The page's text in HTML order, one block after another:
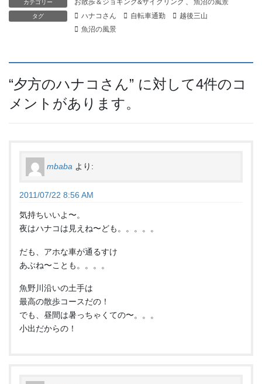
カテゴリー お散歩＆ジョギング&サイクリング 、 魚沼の風景
タグ ハナコさん 自転車通勤
越後三山
魚沼の風景
“夕方のハナコさん” に対して4件のコ
メントがあります。
mbaba より:
2011/07/22 8:56 AM
気持ちいいよ〜。
夜はハナコは見えね〜ども。。。。。
だも、アホな車が通るすけ
あぶね〜ことも。。。。
魚野川沿いの土手は
最高の散歩コースだの！
でも、昼間は暑っちゃくての〜。。。
小出だからの！